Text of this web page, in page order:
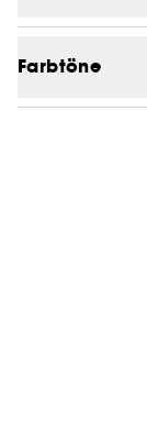
Farbtöne